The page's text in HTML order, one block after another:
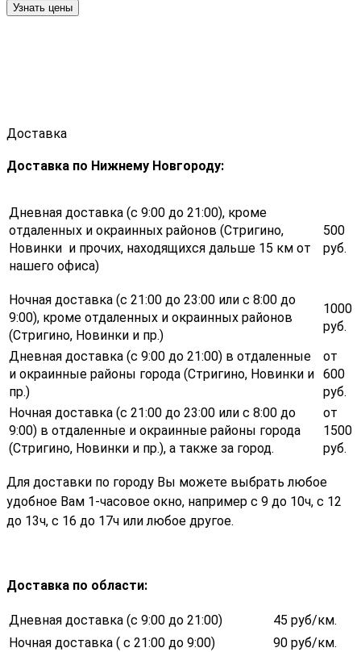
Узнать цены
Доставка
Доставка по Нижнему Новгороду:
Дневная доставка (с 9:00 до 21:00), кроме
отдаленных и окраинных районов (Стригино,
Новинки и прочих, находящихся дальше 15 км от
нашего офиса)
500
руб.
Ночная доставка (с 21:00 до 23:00 или с 8:00 до
9:00), кроме отдаленных и окраинных районов
(Стригино, Новинки и пр.)
1000
руб.
Дневная доставка (с 9:00 до 21:00) в отдаленные
и окраинные районы города (Стригино, Новинки и
пр.)
от
600
руб.
Ночная доставка (с 21:00 до 23:00 или с 8:00 до
9:00) в отдаленные и окраинные районы города
(Стригино, Новинки и пр.), а также за город.
от
1500
руб.
Для доставки по городу Вы можете выбрать любое
удобное Вам 1-часовое окно, например с 9 до 10ч, с 12
до 13ч, с 16 до 17ч или любое другое.
Доставка по области:
Дневная доставка (с 9:00 до 21:00)
45 руб/км.
Ночная доставка ( с 21:00 до 9:00)
90 руб/км.